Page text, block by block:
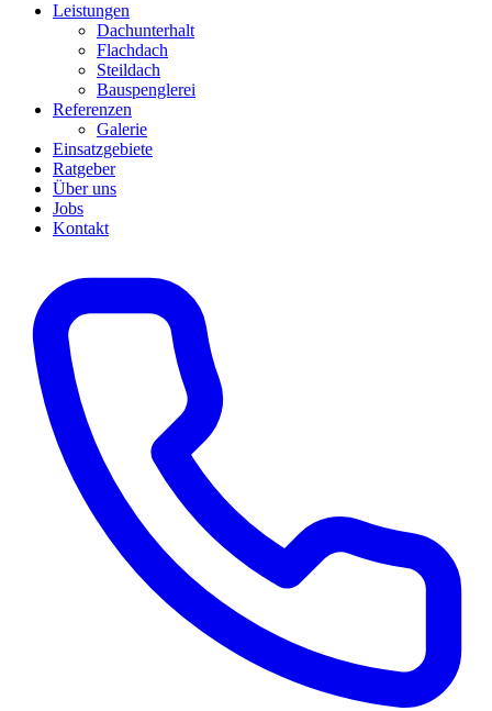
Leistungen
Dachunterhalt
Flachdach
Steildach
Bauspenglerei
Referenzen
Galerie
Einsatzgebiete
Ratgeber
Über uns
Jobs
Kontakt